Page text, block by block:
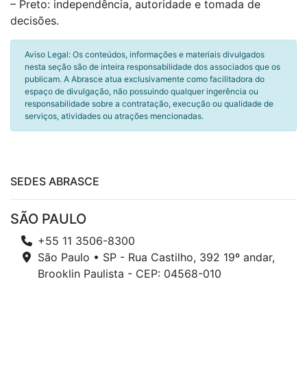
– Preto: independência, autoridade e tomada de
decisões.
Aviso Legal: Os conteúdos, informações e materiais divulgados
nesta seção são de inteira responsabilidade dos associados que os
publicam. A Abrasce atua exclusivamente como facilitadora do
espaço de divulgação, não possuindo qualquer ingerência ou
responsabilidade sobre a contratação, execução ou qualidade de
serviços, atividades ou atrações mencionadas.
SEDES ABRASCE
SÃO PAULO
+55 11 3506-8300
São Paulo • SP - Rua Castilho, 392 19º andar,
Brooklin Paulista - CEP: 04568-010